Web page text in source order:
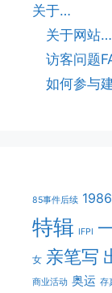
关于…
关于网站…
访客问题
如何参与
85事件后续
特辑 IFPI
女 亲笔写
商业活动 奥运 存